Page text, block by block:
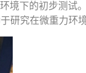
下的初步测
研究在微重力环